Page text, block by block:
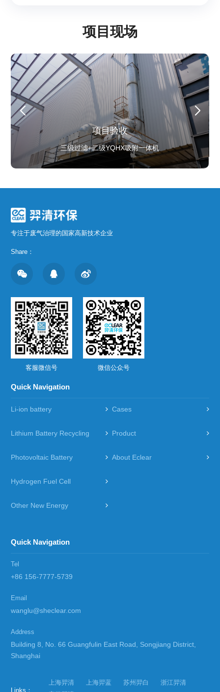
项目现场
项目验收
三级过滤+二级YQHX吸附一体机
项目验收
项目整体运行调试
全球燃料电池优秀供应商
项目验收
三级过滤+二级YQHX吸附一体机
项目验收
项目整体运行调试
客户背景
全球燃料电池优秀供应商
三级过滤+二级YQHX吸附一体机
专注于废气治理的国家高新技术企业
Share：
客服微信号 微信公众号
Quick Navigation
Li-ion battery Cases
Lithium Battery Recycling Product
Photovoltaic Battery About Eclear
Hydrogen Fuel Cell
Other New Energy
Quick Navigation
Tel
+86 156-7777-5739
Email
wanglu@sheclear.com
Address
Building 8, No. 66 Guangfulin East Road, Songjiang District,
Shanghai
Links：
上海羿清 上海羿蓝 苏州羿白
浙江羿清